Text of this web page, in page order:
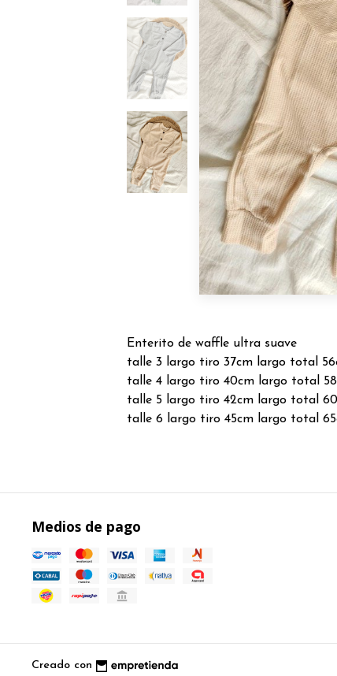
Enterito de waffle ultra suave
talle 3 largo tiro 37cm largo total
talle 4 largo tiro 40cm largo total
talle 5 largo tiro 42cm largo total
talle 6 largo tiro 45cm largo total
Medios de pago
Creado con